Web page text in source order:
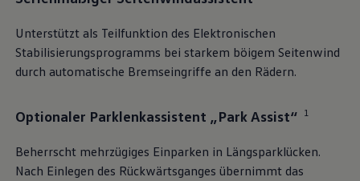
Unterstützt als Teilfunktion des Elektronischen
Stabilisierungsprogramms bei starkem böigem Seitenwind
durch automatische Bremseingriffe an den Rädern.
Optionaler Parklenkassistent „Park Assist“ 1
Beherrscht mehrzügiges Einparken in Längsparklücken.
Nach Einlegen des Rückwärtsganges übernimmt das